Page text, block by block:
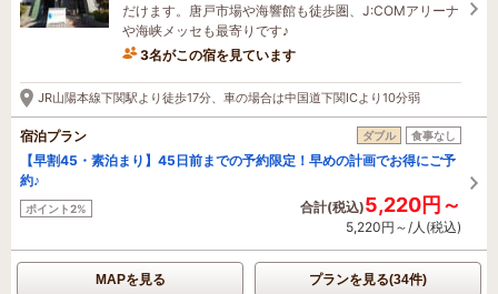
だけます。唐戸市場や海響館も徒歩圏、J:COMアリーナ
や海峡メッセも最寄りです♪
3名がこの宿を見ています
たった今予約されました
JR山陽本線下関駅より徒歩17分、車の場合は中国道下関ICより10分弱
宿泊プラン ダブル 食事なし
【早割45・素泊まり】45日前までの予約限定！早めの計画でお得にご予
約♪
ポイント2% 合計(税込)5,220円～
5,220円～/人(税込)
MAPを見る プランを見る(34件)